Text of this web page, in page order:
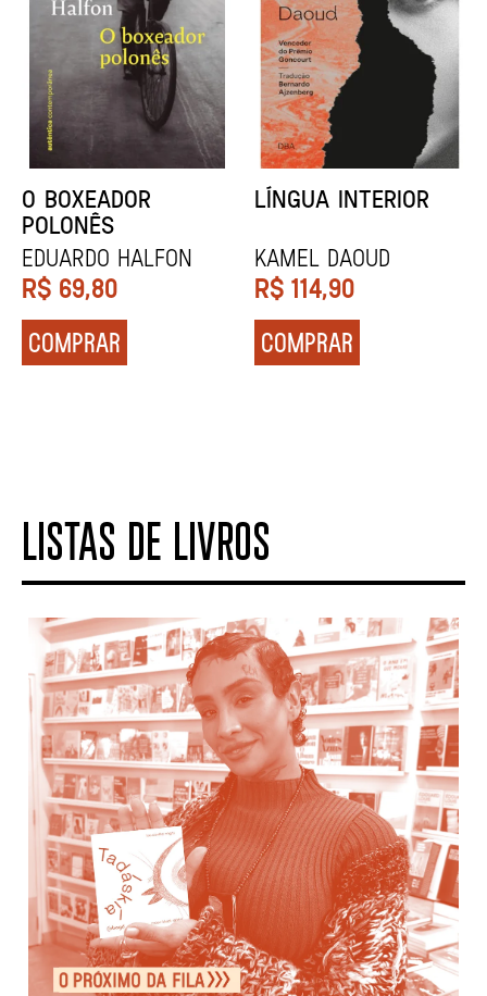
DENTES BRANCOS
Zadie Smith
R$ 129,90
COMPRAR
UCRÂNIA
Andrei Kurkov
R$ 139,90
COMPRAR
LISTAS DE LIVROS